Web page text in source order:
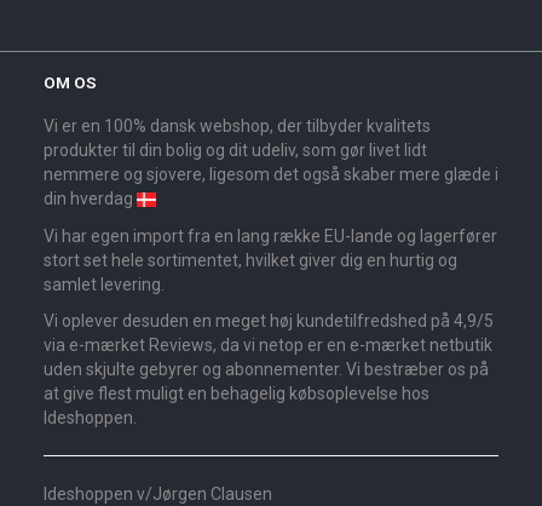
OM OS
Vi er en 100% dansk webshop, der tilbyder kvalitets
produkter til din bolig og dit udeliv, som gør livet lidt
nemmere og sjovere, ligesom det også skaber mere glæde i
din hverdag
Vi har egen import fra en lang række EU-lande og lagerfører
stort set hele sortimentet, hvilket giver dig en hurtig og
samlet levering.
Vi oplever desuden en meget høj kundetilfredshed på 4,9/5
via e-mærket Reviews, da vi netop er en e-mærket netbutik
uden skjulte gebyrer og abonnementer. Vi bestræber os på
at give flest muligt en behagelig købsoplevelse hos
Ideshoppen.
Ideshoppen v/Jørgen Clausen